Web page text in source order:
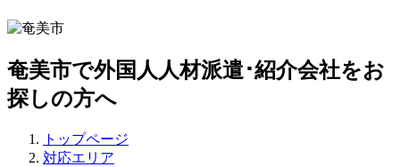
奄美市で外国人人材派遣･紹介会社をお
探しの方へ
トップページ
対応エリア